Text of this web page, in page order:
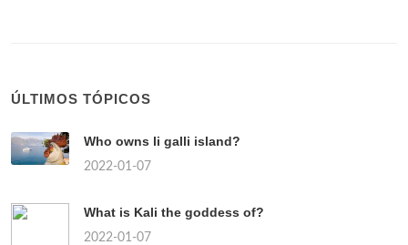
ÚLTIMOS TÓPICOS
Who owns li galli island?
2022-01-07
What is Kali the goddess of?
2022-01-07